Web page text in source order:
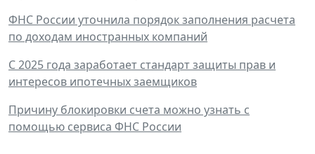
ФНС России уточнила порядок заполнения расчета
по доходам иностранных компаний
С 2025 года заработает стандарт защиты прав и
интересов ипотечных заемщиков
Причину блокировки счета можно узнать с
помощью сервиса ФНС России